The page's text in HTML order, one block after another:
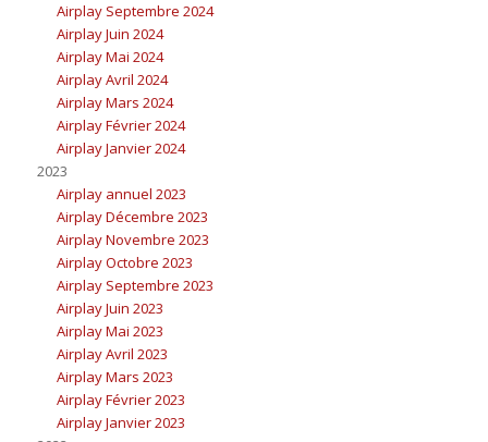
Airplay Septembre 2024
Airplay Juin 2024
Airplay Mai 2024
Airplay Avril 2024
Airplay Mars 2024
Airplay Février 2024
Airplay Janvier 2024
2023
Airplay annuel 2023
Airplay Décembre 2023
Airplay Novembre 2023
Airplay Octobre 2023
Airplay Septembre 2023
Airplay Juin 2023
Airplay Mai 2023
Airplay Avril 2023
Airplay Mars 2023
Airplay Février 2023
Airplay Janvier 2023